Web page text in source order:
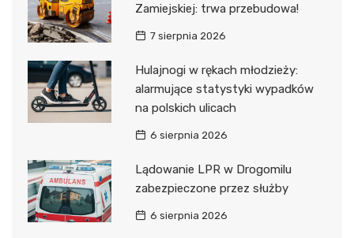
Zamiejskiej: trwa przebudowa!
7 sierpnia 2026
Hulajnogi w rękach młodzieży:
alarmujące statystyki wypadków
na polskich ulicach
6 sierpnia 2026
Lądowanie LPR w Drogomilu
zabezpieczone przez służby
6 sierpnia 2026